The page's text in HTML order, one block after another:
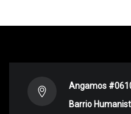
Angamos
Barrio